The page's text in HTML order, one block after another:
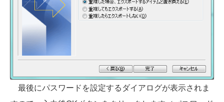
最後にパスワードを設定するダイアログが表示されま